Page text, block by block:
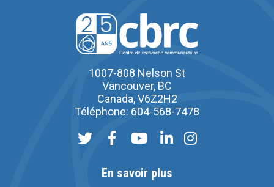
1007-808 Nelson St
Vancouver, BC
Canada, V6Z2H2
Téléphone: 604-568-7478
En savoir plus